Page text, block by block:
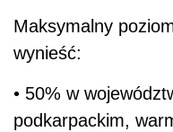
Maksymalny
wynieść:
• 50% w
podkarpackim,